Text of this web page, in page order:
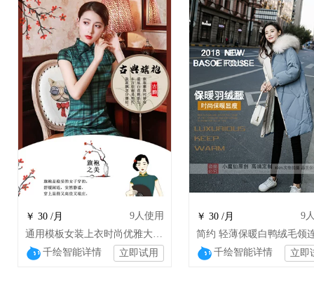
￥ 30 /月 9人使用
通用模板女装上衣时尚优雅大气古典连衣裙旗袍古风唐装
千绘智能详情
立即试用
￥ 30 /月 9
千绘智能详情 立即